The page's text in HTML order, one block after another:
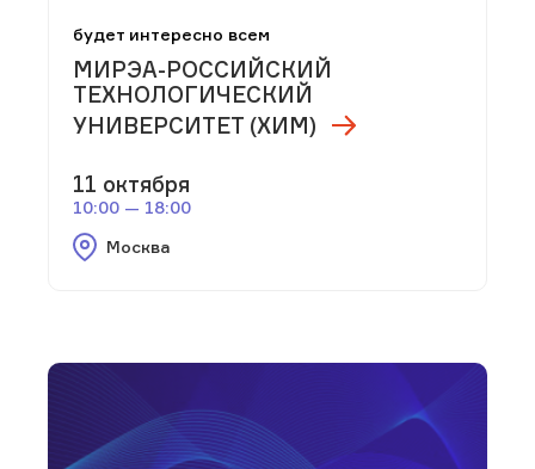
будет интересно всем
МИРЭА-РОССИЙСКИЙ
ТЕХНОЛОГИЧЕСКИЙ
УНИВЕРСИТЕТ (ХИМ)
11 октября
10:00 — 18:00
Москва